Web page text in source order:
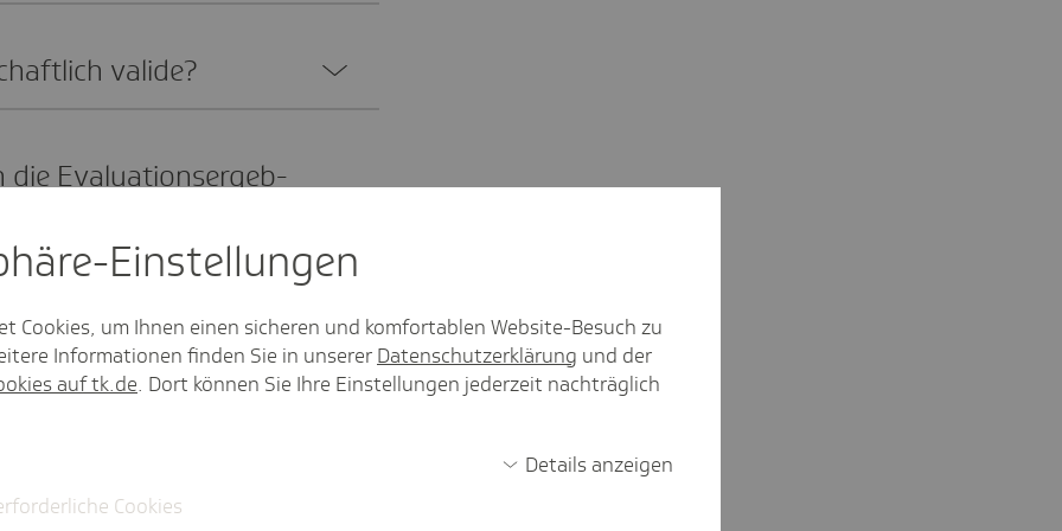
valide?
die Evalua­ti­ons­er­geb­
der AOK Baden-
zu erklä­ren, wie der
ist?
zu erklä­ren, dass
Einstel­lungen
Cookies, um Ihnen einen sicheren und komfortablen Website-Besuch zu
Informationen finden Sie in unserer Datenschutzerklärung und der
auf tk.de. Dort können Sie Ihre Einstellungen jederzeit nachträglich
Details anzeigen
Cookies